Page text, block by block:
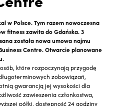
w Polsce. Tym razem nowoczesna
fitness zawita do Gdańska. 3
została nowa umowa najmu
Centre. Otwarcie planowane
które rozpoczynają przygodę
zobowiązań,
gwarancją jej wysokości dla
zawieszenia członkostwa,
półki, dostępność 24 godziny